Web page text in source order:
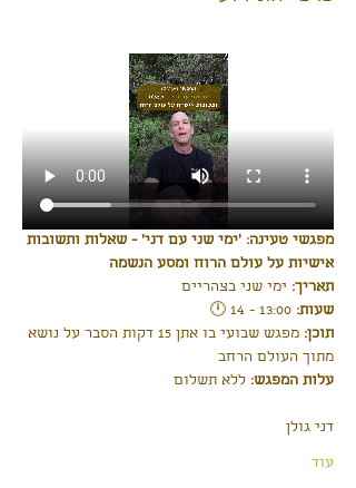
מפגשי טעינה: 'ימי שני עם דני' - שאלות ותשובות
אישיות על עולם הרוח ומסע הנשמה
תאריך: ימי שני בצהריים
שעות: 13:00 - 14 🕛
תוכן:
מפגש שבועי בו אתן 15 דקות הסבר על נושא
מתוך העולם הרחב
עלות המפגש: ללא תשלום
דני גולן
עוד